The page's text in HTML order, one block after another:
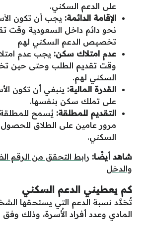
على الدعم السكني.
الإقامة الدائمة: يجب أن تكون
نحو دائم داخل السعودية وقت
تخصيص الدعم السكني لهم
عدم امتلاك سكن: يجب عدم
وقت تقديم الطلب وحتى حين
السكني لهم.
القدرة المالية: ينبغي أن تكون
على تملك سكن بنفسها.
التقديم للمطلقة: يُسمح للمطلقة
مرور عامين على الطلاق
السكني.
شاهد أيضًا: رابط التحقق من الرقم
والدخل
كم يعطيني الدعم السكني
تُحَدَّد نسبة الدعم التي يستحقها
المادي وعدد أفراد الأُسرة، وذلك وفق